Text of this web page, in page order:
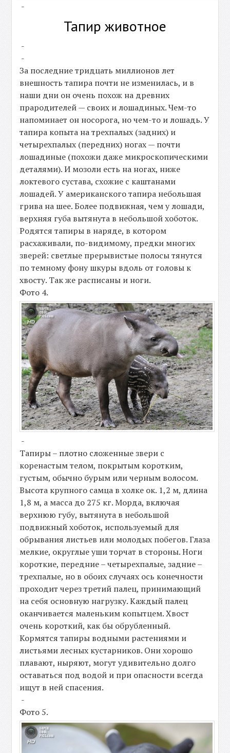
-
Тапир животное
-
-
За последние тридцать миллионов лет
внешность тапира почти не изменилась, и в
наши дни он очень похож на древних
прародителей — своих и лошадиных. Чем-то
напоминает он носорога, но чем-то и лошадь. У
тапира копыта на трехпалых (задних) и
четырехпалых (передних) ногах — почти
лошадиные (похожи даже микроскопическими
деталями). И мозоли есть на ногах, ниже
локтевого сустава, схожие с каштанами
лошадей. У американского тапира небольшая
грива на шее. Более подвижная, чем у лошади,
верхняя губа вытянута в небольшой хоботок.
Родятся тапиры в наряде, в котором
расхаживали, по-видимому, предки многих
зверей: светлые прерывистые полосы тянутся
по темному фону шкуры вдоль от головы к
хвосту. Так же расписаны и ноги.
Фото 4.
-
Тапиры – плотно сложенные звери с
коренастым телом, покрытым коротким,
густым, обычно бурым или черным волосом.
Высота крупного самца в холке ок. 1,2 м, длина
1,8 м, а масса до 275 кг. Морда, включая
верхнюю губу, вытянута в небольшой
подвижный хоботок, используемый для
обрывания листьев или молодых побегов. Глаза
мелкие, округлые уши торчат в стороны. Ноги
короткие, передние – четырехпалые, задние –
трехпалые, но в обоих случаях ось конечности
проходит через третий палец, принимающий
на себя основную нагрузку. Каждый палец
оканчивается маленьким копытцем. Хвост
очень короткий, как бы обрубленный.
Кормятся тапиры водными растениями и
листьями лесных кустарников. Они хорошо
плавают, ныряют, могут удивительно долго
оставаться под водой и при опасности всегда
ищут в ней спасения.
-
Фото 5.